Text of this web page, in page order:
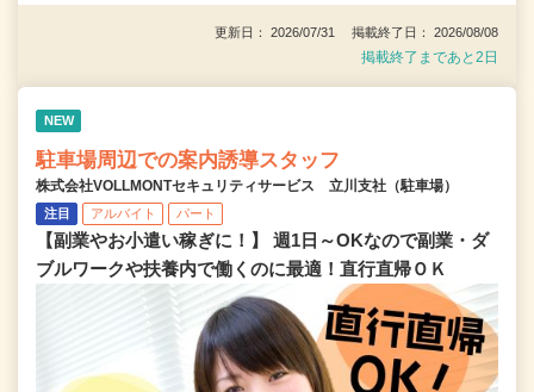
更新日： 2026/07/31 掲載終了日： 2026/08/08
掲載終了まであと2日
NEW
駐車場周辺での案内誘導スタッフ
株式会社VOLLMONTセキュリティサービス 立川支社（駐車場）
注目 アルバイト パート
【副業やお小遣い稼ぎに！】 週1日～OKなので副業・ダ
ブルワークや扶養内で働くのに最適！直行直帰ＯＫ